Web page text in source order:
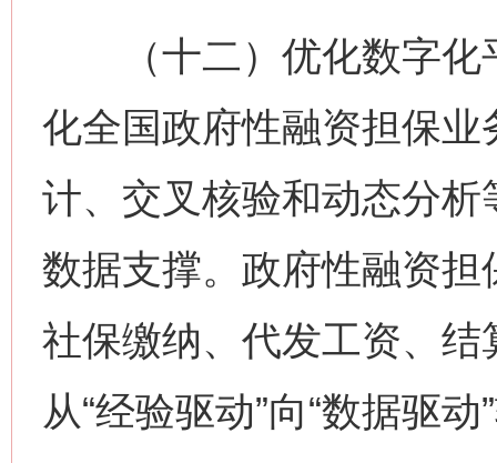
（十二）优化数字化
化全国政府性融资担保
计、交叉核验和动态分
数据支撑。政府性融资
社保缴纳、代发工资、
从“经验驱动”向“数据驱